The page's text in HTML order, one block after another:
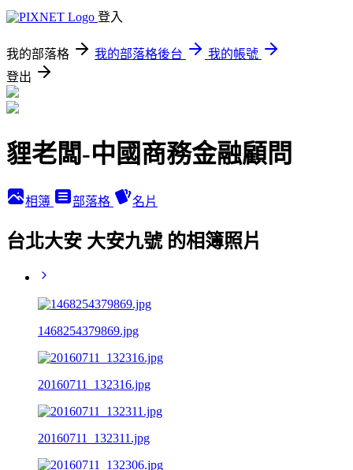
登入
我的部落格 我的部落格後台
我的帳號
登出
貍老闆-中國商務金融顧問
相簿 部落格 名片
台北大安 大安九號 的相簿照片
1468254379869.jpg
20160711_132316.jpg
20160711_132311.jpg